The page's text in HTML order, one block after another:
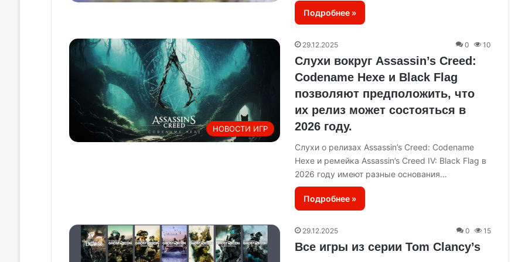
Подробнее »
НОВОСТИ ИГР
29.12.2025 0 10
Слухи вокруг Assassin’s Creed:
Codename Hexe и Black Flag
позволяют предположить, что
их релиз может состояться в
2026 году.
Слухи о релизах Assassin’s Creed: Codename
Hexe и ремейка Assassin’s Creed IV: Black Flag в
2026 году имеют разные основания…
Подробнее »
29.12.2025 0 15
Все игры из серии Tom Clancy’s